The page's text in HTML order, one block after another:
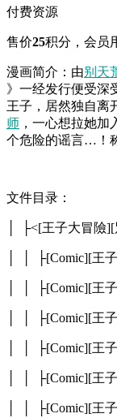
付费资源
售价25积分 ，会员
漫画简介：由别天
》一经发行便受深
王子，居然独自离
师 ，一心想拉她加
个危险的谣言…！
文件目录：
│ ├<[王子大冒險
│ │ ├[Comic][王
│ │ ├[Comic][王
│ │ ├[Comic][王
│ │ ├[Comic][王
│ │ ├[Comic][王
│ │ ├[Comic][王